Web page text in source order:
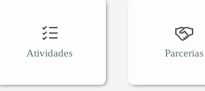
Atividades Parcerias